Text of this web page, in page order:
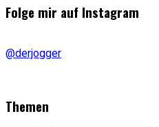
Folge mir auf Instagram
@derjogger
Themen